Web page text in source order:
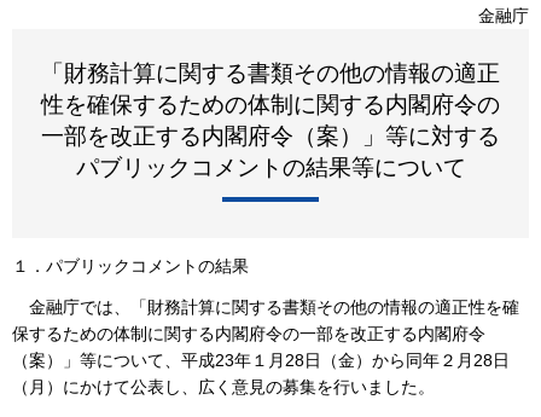
金融庁
「財務計算に関する書類その他の情報の適正
性を確保するための体制に関する内閣府令の
一部を改正する内閣府令（案）」等に対する
パブリックコメントの結果等について
１．パブリックコメントの結果
金融庁では、「財務計算に関する書類その他の情報の適正性を確
保するための体制に関する内閣府令の一部を改正する内閣府令
（案）」等について、平成23年１月28日（金）から同年２月28日
（月）にかけて公表し、広く意見の募集を行いました。